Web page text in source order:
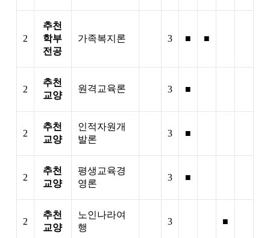
2
추천
학부
전공
가족복지론 3 ■ ■
2
추천
교양
원격교육론 3 ■
2
추천
교양
인적자원개
발론
3 ■
2
추천
교양
평생교육경
영론
3 ■
2
추천
교양
노인나라여
행
3 ■